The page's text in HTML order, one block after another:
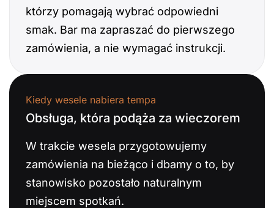
którzy pomagają wybrać odpowiedni
smak. Bar ma zapraszać do pierwszego
zamówienia, a nie wymagać instrukcji.
Kiedy wesele nabiera tempa
Obsługa, która podąża za wieczorem
W trakcie wesela przygotowujemy
zamówienia na bieżąco i dbamy o to, by
stanowisko pozostało naturalnym
miejscem spotkań.